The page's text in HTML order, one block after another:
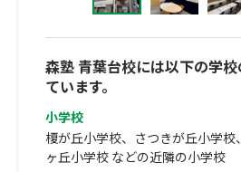
森塾 青葉台校には以下の学
ています。
小学校
榎が丘小学校、さつきが丘小学校
ヶ丘小学校 などの近隣の小学校